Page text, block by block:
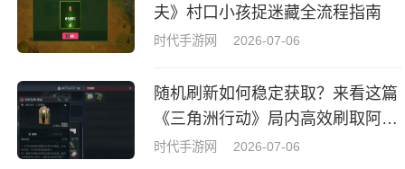
夫》村口小孩捉迷藏全流程指南
时代手游网 2026-07-06
随机刷新如何稳定获取？来看这篇
《三角洲行动》局内高效刷取阿萨
拉牌盒指南
时代手游网 2026-07-06